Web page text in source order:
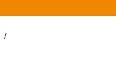
/